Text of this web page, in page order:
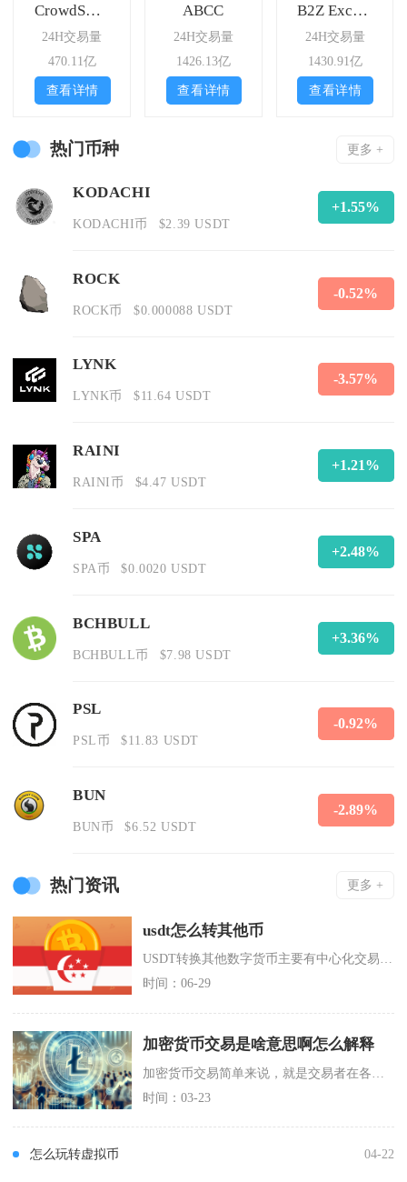
CrowdSwap
24H交易量
470.11亿
查看详情
ABCC
24H交易量
1426.13亿
查看详情
B2Z Exchange
24H交易量
1430.91亿
查看详情
热门币种 更多 +
KODACHI
KODACHI币 $2.39 USDT
+1.55%
ROCK
ROCK币 $0.000088 USDT
-0.52%
LYNK
LYNK币 $11.64 USDT
-3.57%
RAINI
RAINI币 $4.47 USDT
+1.21%
SPA
SPA币 $0.0020 USDT
+2.48%
BCHBULL
BCHBULL币 $7.98 USDT
+3.36%
PSL
PSL币 $11.83 USDT
-0.92%
BUN
BUN币 $6.52 USDT
-2.89%
热门资讯 更多 +
usdt怎么转其他币
USDT转换其他数字货币主要有中心化交易所闪兑、现货币币交易、跨平台划转兑换、去中心化钱包
时间：06-29
加密货币交易是啥意思啊怎么解释
时间：03-23
怎么玩转虚拟币 04-22